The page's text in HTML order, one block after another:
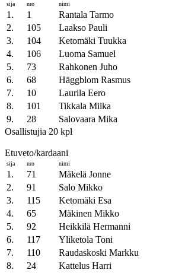
sija nro nimi
1. 1 Rantala Tarmo
2.
105 Laakso Pauli
3.
104 Ketomäki Tuukka
4.
106 Luoma Samuel
5.
73 Rahkonen Juho
6.
68 Häggblom Rasmus
7.
10 Laurila Eero
8.
101 Tikkala Miika
9.
28 Salovaara Mika
Osallistujia 20 kpl
Etuveto/kardaani
sija nro nimi
1. 71 Mäkelä Jonne
2.
91 Salo Mikko
3.
115 Ketomäki Esa
4.
65 Mäkinen Mikko
5.
92 Heikkilä Hermanni
6.
117 Yliketola Toni
7.
110 Raudaskoski Markku
8.
24 Kattelus Harri